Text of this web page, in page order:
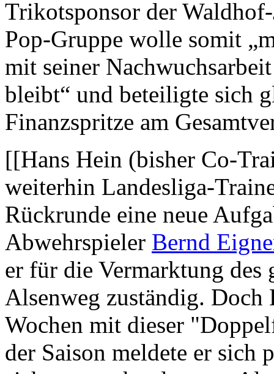
Trikotsponsor der
Pop-Gruppe wolle somit
mit seiner
bleibt“ und beteiligte sich
Finanzspritze am
[[Hans Hein (bisher Co-
weiterhin Landesliga-
Rückrunde eine neue
Abwehrspieler Bernd
er für die Vermarktung des
Alsenweg zuständig. Doch
Wochen mit dieser
der Saison meldete er